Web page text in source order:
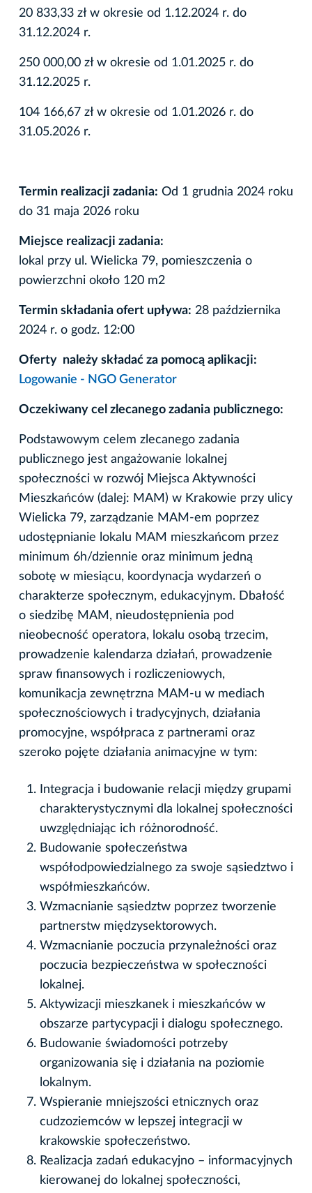
20 833,33 zł w okresie od 1.12.2024 r. do
31.12.2024 r.
250 000,00 zł w okresie od 1.01.2025 r. do
31.12.2025 r.
104 166,67 zł w okresie od 1.01.2026 r. do
31.05.2026 r.
Termin realizacji zadania: Od 1 grudnia 2024 roku
do 31 maja 2026 roku
Miejsce realizacji zadania:
lokal przy ul. Wielicka 79, pomieszczenia o
powierzchni około 120 m2
Termin składania ofert upływa: 28 października
2024 r. o godz. 12:00
Oferty należy składać za pomocą aplikacji:
Logowanie - NGO Generator
Oczekiwany cel zlecanego zadania publicznego:
Podstawowym celem zlecanego zadania
publicznego jest angażowanie lokalnej
społeczności w rozwój Miejsca Aktywności
Mieszkańców (dalej: MAM) w Krakowie przy ulicy
Wielicka 79, zarządzanie MAM-em poprzez
udostępnianie lokalu MAM mieszkańcom przez
minimum 6h/dziennie oraz minimum jedną
sobotę w miesiącu, koordynacja wydarzeń o
charakterze społecznym, edukacyjnym. Dbałość
o siedzibę MAM, nieudostępnienia pod
nieobecność operatora, lokalu osobą trzecim,
prowadzenie kalendarza działań, prowadzenie
spraw finansowych i rozliczeniowych,
komunikacja zewnętrzna MAM-u w mediach
społecznościowych i tradycyjnych, działania
promocyjne, współpraca z partnerami oraz
szeroko pojęte działania animacyjne w tym:
Integracja i budowanie relacji między grupami
charakterystycznymi dla lokalnej społeczności
uwzględniając ich różnorodność.
Budowanie społeczeństwa
współodpowiedzialnego za swoje sąsiedztwo i
współmieszkańców.
Wzmacnianie sąsiedztw poprzez tworzenie
partnerstw międzysektorowych.
Wzmacnianie poczucia przynależności oraz
poczucia bezpieczeństwa w społeczności
lokalnej.
Aktywizacji mieszkanek i mieszkańców w
obszarze partycypacji i dialogu społecznego.
Budowanie świadomości potrzeby
organizowania się i działania na poziomie
lokalnym.
Wspieranie mniejszości etnicznych oraz
cudzoziemców w lepszej integracji w
krakowskie społeczeństwo.
Realizacja zadań edukacyjno – informacyjnych
kierowanej do lokalnej społeczności,